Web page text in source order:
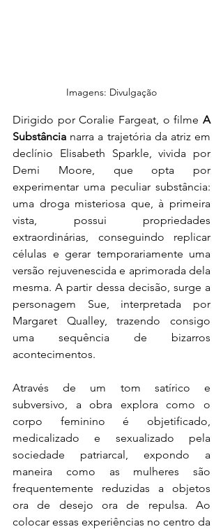
Imagens: Divulgação
Dirigido por Coralie Fargeat, o filme A
Substância narra a trajetória da atriz em
declínio Elisabeth Sparkle, vivida por
Demi Moore, que opta por
experimentar uma peculiar substância:
uma droga misteriosa que, à primeira
vista, possui propriedades
extraordinárias, conseguindo replicar
células e gerar temporariamente uma
versão rejuvenescida e aprimorada dela
mesma. A partir dessa decisão, surge a
personagem Sue, interpretada por
Margaret Qualley, trazendo consigo
uma sequência de bizarros
acontecimentos.
Através de um tom satírico e
subversivo, a obra explora como o
corpo feminino é objetificado,
medicalizado e sexualizado pela
sociedade patriarcal, expondo a
maneira como as mulheres são
frequentemente reduzidas a objetos
ora de desejo ora de repulsa. Ao
colocar essas experiências no centro da